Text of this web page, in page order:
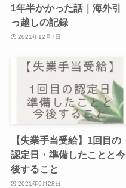
1年半かかった話｜海外引
っ越しの記録
2021年12月7日
【失業手当受給】1回目の
認定日・準備したことと今
後すること
2021年6月28日